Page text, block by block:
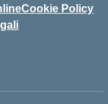
Cookie Policy